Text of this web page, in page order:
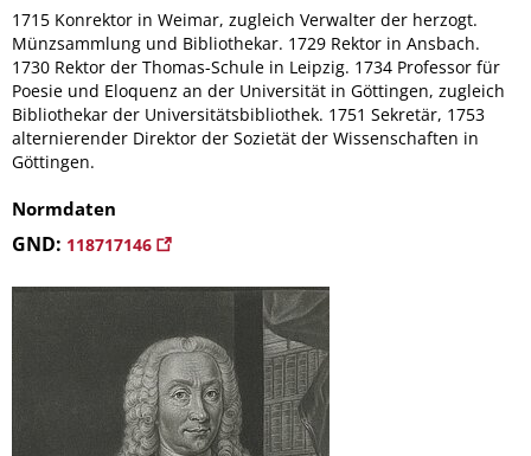
1715 Konrektor in Weimar, zugleich Verwalter der herzogt.
Münzsammlung und Bibliothekar. 1729 Rektor in Ansbach.
1730 Rektor der Thomas-Schule in Leipzig. 1734 Professor für
Poesie und Eloquenz an der Universität in Göttingen, zugleich
Bibliothekar der Universitätsbibliothek. 1751 Sekretär, 1753
alternierender Direktor der Sozietät der Wissenschaften in
Göttingen.
Normdaten
GND: 118717146